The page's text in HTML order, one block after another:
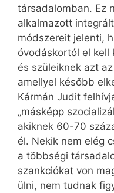
társadalomban. Ez
alkalmazott
módszereit jelenti,
óvodáskortól el kell
és szüleiknek azt
amellyel később
Kármán Judit
„másképp
akiknek 60-70
él. Nekik nem elég
a többségi
szankciókat von
ülni, nem tudnak